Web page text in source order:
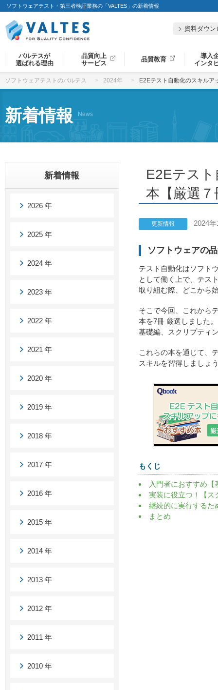
ソフトウェアテスト・第三者検証業務の「VALTES」の新着情報
資料ダウン
バルテスが
選ばれる理由
品質向上
サービス
品質教育
導入
インタ
ソフトウェアテストのバルテス 2024年 E2Eテスト自動化のスキルア
新着情報 News
E2Eテス
本【厳選７
更新情報 2024
ソフトウェアの
テスト自動化はソフト
として働く上で、テス
取り組む際、どこから
そこで今回、これから
本を7冊 厳選しました
基礎編、スクリプティ
これらの本を通じて、
スキルを習得しましょ
もくじ
入門者におすすめ【
実装に役立つ！【ス
継続的に実行するた
まとめ
新着情報
2026 年
2025 年
2024 年
2023 年
2022 年
2021 年
2020 年
2019 年
2018 年
2017 年
2016 年
2015 年
2014 年
2013 年
2012 年
2011 年
2010 年